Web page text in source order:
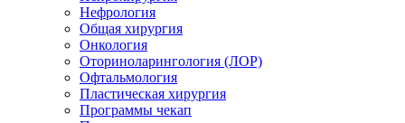
Нефрология
Общая хирургия
Онкология
Оториноларингология (ЛОР)
Офтальмология
Пластическая хирургия
Программы чекап